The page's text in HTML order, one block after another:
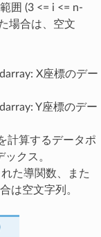
囲 (3 <= i <= n-
場合は、空文
X座標のデー
Y座標のデー
計算するデータポ
クス。
た導関数、また
は空文字列。